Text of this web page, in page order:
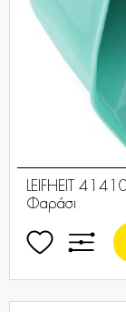
LEIFHEIT
Φαράσι